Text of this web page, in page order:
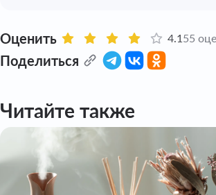
Оценить 4.1 55
Поделиться
Читайте также